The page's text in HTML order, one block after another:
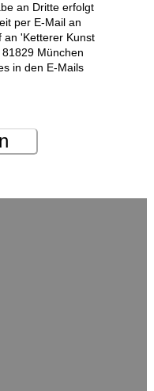
an Dritte erfolgt
per E-Mail an
an 'Ketterer Kunst
München
in den E-Mails